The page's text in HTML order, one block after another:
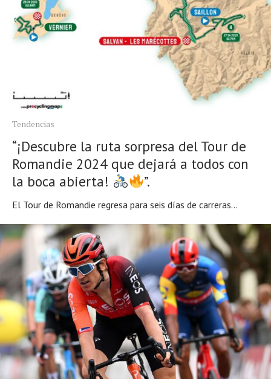
Tendencias
“¡Descubre la ruta sorpresa del Tour de
Romandie 2024 que dejará a todos con
la boca abierta!
”.
El Tour de Romandie regresa para seis días de carreras...